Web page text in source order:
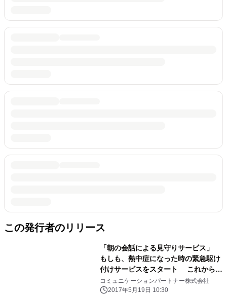
この発行者のリリース
「朝の会話による見守りサービス」
もしも、熱中症になった時の緊急駆け
付けサービスをスタート これから増
える高齢者の熱中症対策に“声掛け”を
コミュニケーションパートナー株式会社
2017年5月19日 10:30